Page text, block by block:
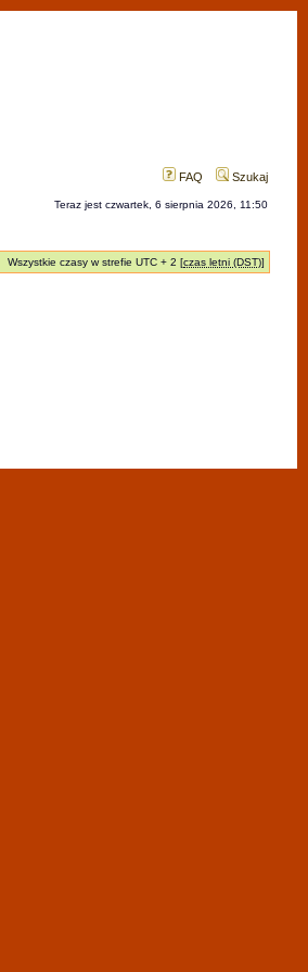
FAQ Szukaj
Teraz jest czwartek, 6 sierpnia 2026, 11:50
Wszystkie czasy w strefie UTC + 2 [czas letni (DST)]